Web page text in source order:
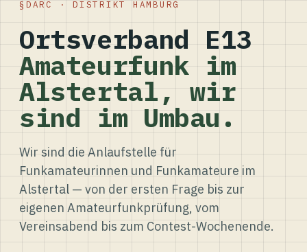
DARC · DISTRIKT HAMBURG
Ortsverband E13
Amateurfunk im
Alstertal, wir
sind im Umbau.
Wir sind die Anlaufstelle für
Funkamateurinnen und Funkamateure im
Alstertal — von der ersten Frage bis zur
eigenen Amateurfunkprüfung, vom
Vereinsabend bis zum Contest-Wochenende.